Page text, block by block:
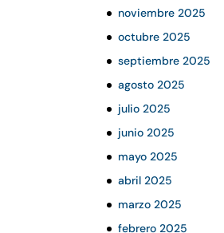
noviembre 2025
octubre 2025
septiembre 2025
agosto 2025
julio 2025
junio 2025
mayo 2025
abril 2025
marzo 2025
febrero 2025